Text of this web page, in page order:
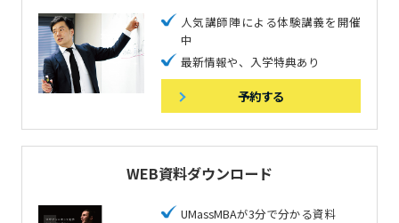
人気講師陣による体験講義を開催
中
最新情報や、入学特典あり
予約する
WEB資料ダウンロード
UMassMBAが3分で分かる資料